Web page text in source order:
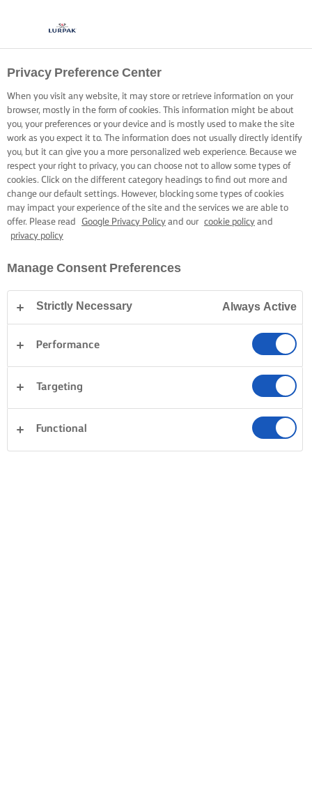
Privacy Preference Center
When you visit any website, it may store or retrieve information on your
browser, mostly in the form of cookies. This information might be about
you, your preferences or your device and is mostly used to make the site
work as you expect it to. The information does not usually directly identify
you, but it can give you a more personalized web experience. Because we
respect your right to privacy, you can choose not to allow some types of
cookies. Click on the different category headings to find out more and
change our default settings. However, blocking some types of cookies
may impact your experience of the site and the services we are able to
offer. Please read
Google Privacy Policy and our cookie policy and
privacy policy
Manage Consent Preferences
Strictly Necessary Always Active
Performance
Targeting
Functional